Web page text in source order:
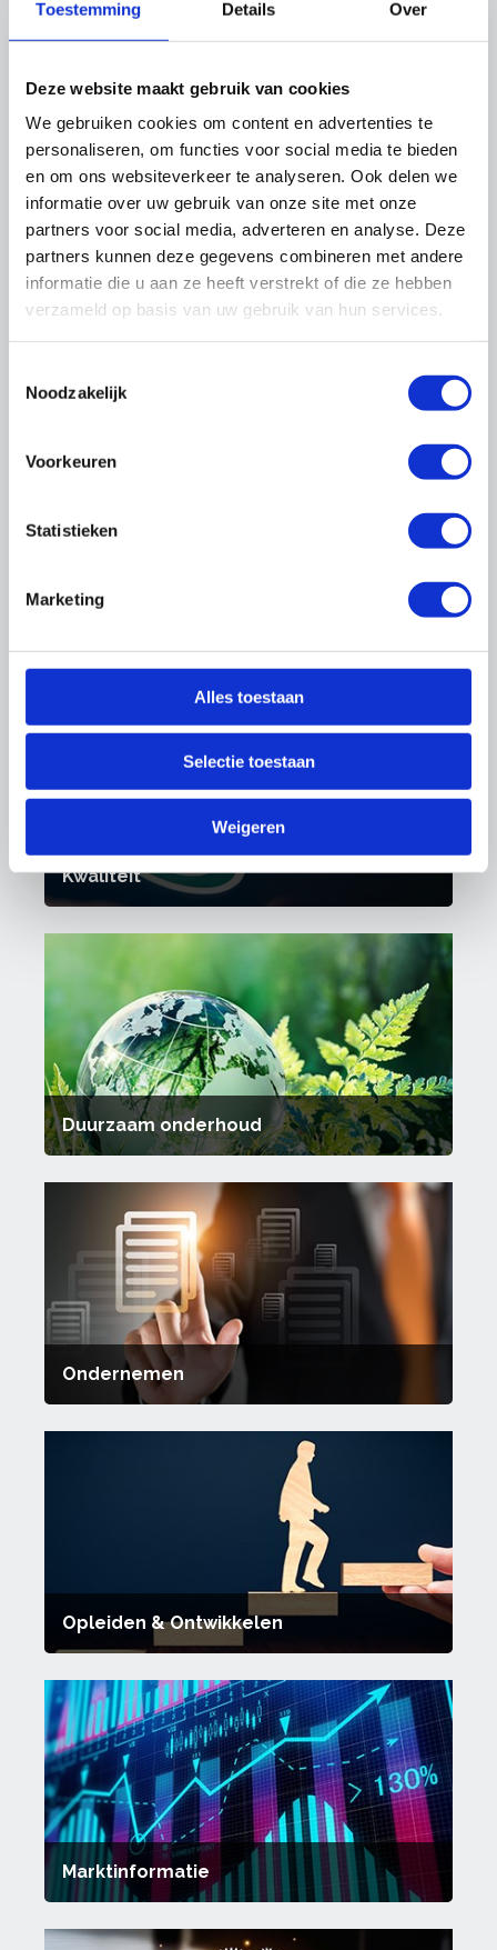
Toestemming Details Over
Deze website maakt gebruik van cookies
We gebruiken cookies om content en advertenties te
personaliseren, om functies voor social media te bieden
en om ons websiteverkeer te analyseren. Ook delen we
informatie over uw gebruik van onze site met onze
partners voor social media, adverteren en analyse. Deze
partners kunnen deze gegevens combineren met andere
informatie die u aan ze heeft verstrekt of die ze hebben
verzameld op basis van uw gebruik van hun services.
Noodzakelijk
Voorkeuren
Statistieken
Marketing
Alles toestaan
Selectie toestaan
Weigeren
eigen RI&E.
Thema's
Kwaliteit
Duurzaam onderhoud
Ondernemen
Opleiden & Ontwikkelen
Marktinformatie